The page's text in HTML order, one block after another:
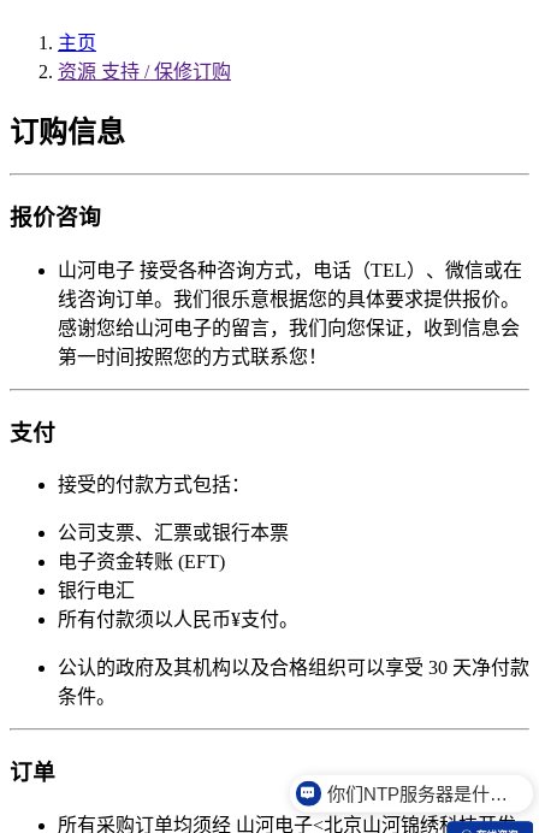
主页
资源 支持 / 保修订购
订购信息
报价咨询
山河电子 接受各种咨询方式，电话（TEL）、微信或在
线咨询订单。我们很乐意根据您的具体要求提供报价。
感谢您给山河电子的留言，我们向您保证，收到信息会
第一时间按照您的方式联系您！
支付
接受的付款方式包括：
公司支票、汇票或银行本票
电子资金转账 (EFT)
银行电汇
所有付款须以人民币¥支付。
公认的政府及其机构以及合格组织可以享受 30 天净付款
条件。
订单
所有采购订单均须经 山河电子<北京山河锦绣科技开发
你们NTP服务器是什么价格？